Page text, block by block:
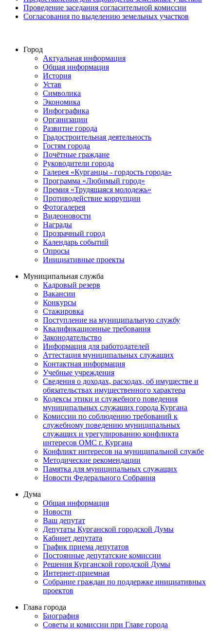
Проведение заседания согласительной комиссии
Согласования по выделению земельных участков
Город
Актуальная информация
Общая информация
История
Устав
Символика
Экономика
Инфографика
Организации
Развитие города
Градостроительная деятельность
Гостям города
Почётные граждане
Руководители города
Галерея «Курганцы - гордость города»
Программа «Любимый город»
Премия «Трудящаяся молодежь»
Противодействие коррупции
Фотогалерея
Видеоновости
Награды
Прозрачный город
Календарь событий
Опросы
Инициативные проекты
Муниципальная служба
Кадровый резерв
Вакансии
Конкурсы
Стажировка
Поступление на муниципальную службу
Квалификационные требования
Законодательство
Информация для работодателей
Аттестация муниципальных служащих
Контактная информация
Учебные учреждения
Сведения о доходах, расходах, об имуществе и
обязательствах имущественного характера
Кодексы этики и служебного поведения
муниципальных служащих города Кургана
Комиссии по соблюдению требований к
служебному поведению муниципальных
служащих и урегулированию конфликта
интересов ОМС г. Кургана
Конфликт интересов на муниципальной службе
Методические рекомендации
Памятка для муниципальных служащих
Новости Федерального Cобрания
Дума
Общая информация
Новости
Ваш депутат
Депутаты Курганской городской Думы
Кабинет депутата
График приема депутатов
Постоянные депутатские комиссии
Решения Курганской городской Думы
Интернет-приемная
Собрание граждан по поддержке инициативных
проектов
Глава города
Биография
Советы и комиссии при Главе города